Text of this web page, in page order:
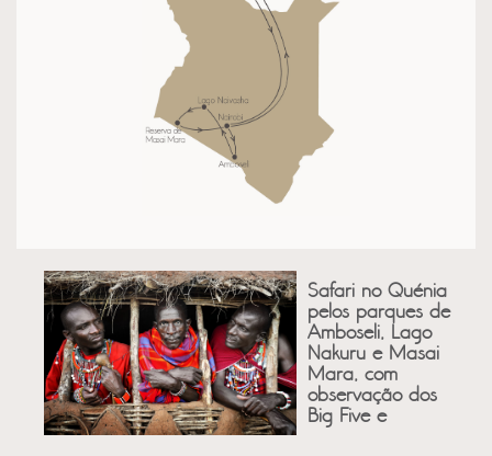
Safari no Quénia
pelos parques de
Amboseli, Lago
Nakuru e Masai
Mara, com
observação dos
Big Five e